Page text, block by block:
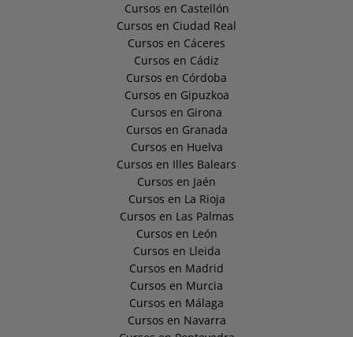
Cursos en Castellón
Cursos en Ciudad Real
Cursos en Cáceres
Cursos en Cádiz
Cursos en Córdoba
Cursos en Gipuzkoa
Cursos en Girona
Cursos en Granada
Cursos en Huelva
Cursos en Illes Balears
Cursos en Jaén
Cursos en La Rioja
Cursos en Las Palmas
Cursos en León
Cursos en Lleida
Cursos en Madrid
Cursos en Murcia
Cursos en Málaga
Cursos en Navarra